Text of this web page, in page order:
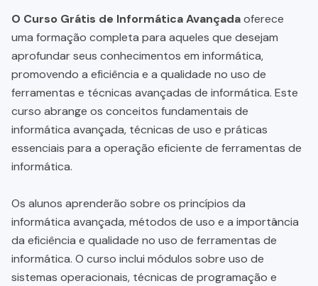
O Curso Grátis de Informática Avançadaoferece
uma formação completa para aqueles que desejam
aprofundar seus conhecimentos em informática,
promovendo a eficiência e a qualidade no uso de
ferramentas e técnicas avançadas de informática. Este
curso abrange os conceitos fundamentais de
informática avançada, técnicas de uso e práticas
essenciais para a operação eficiente de ferramentas de
informática.
Os alunos aprenderão sobre os princípios da
informática avançada, métodos de uso e a importância
da eficiência e qualidade no uso de ferramentas de
informática. O curso inclui módulos sobre uso de
sistemas operacionais, técnicas de programação e